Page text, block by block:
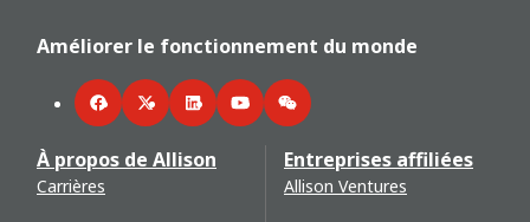
Améliorer le fonctionnement du monde
FacebookTwitterLinkedInYouTubeWeChat
À propos de Allison
Carrières
Entreprises affiliées
Allison Ventures